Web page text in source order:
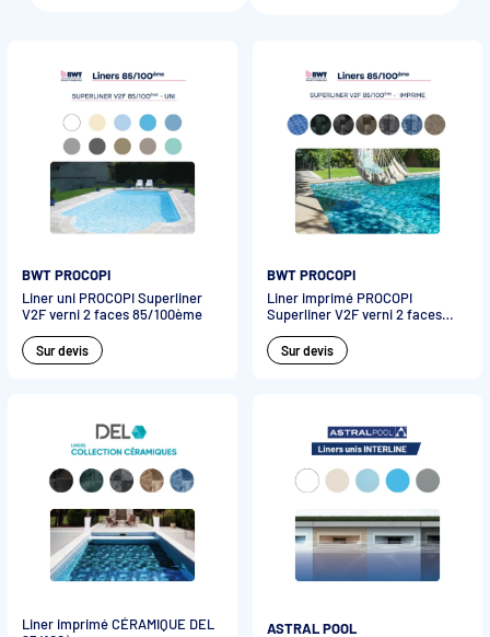
Pompe de filtration à vitesse variable
Vannes multivoies filtres à sable
Groupe de filtration sur palette
BWT PROCOPI
Liner uni PROCOPI Superliner
V2F verni 2 faces 85/100ème
Sur devis
BWT PROCOPI
Liner imprimé PROCOPI
Superliner V2F verni 2 faces
Sur devis
Liner imprimé CÉRAMIQUE DEL
ASTRAL POOL